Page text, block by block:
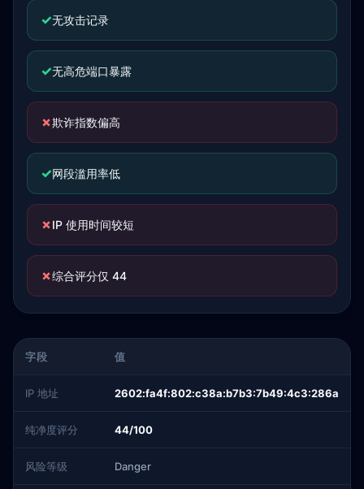
✓无攻击记录
✓无高危端口暴露
✗欺诈指数偏高
✓网段滥用率低
✗IP 使用时间较短
✗综合评分仅 44
字段 值
IP 地址 2602:fa4f:802:c38a:b7b3:7b49:4c3:286a
纯净度评分 44/100
风险等级 Danger